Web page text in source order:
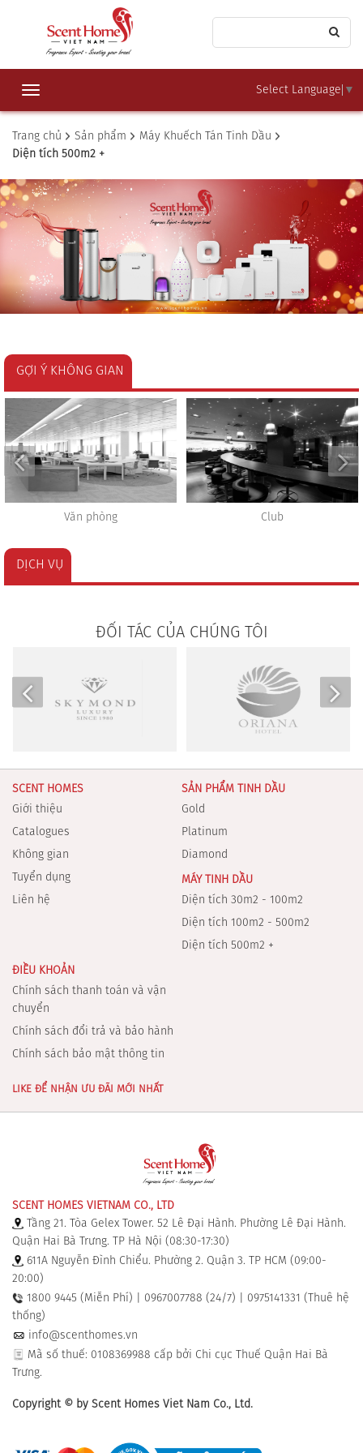
Select Language ▼
Toggle
navigation
Trang chủ Sản phẩm
Máy Khuếch Tán Tinh Dầu
Diện tích 500m2 +
GỢI Ý KHÔNG GIAN
Văn phòng Club
DỊCH VỤ
ĐỐI TÁC CỦA CHÚNG TÔI
SCENT HOMES
Giới thiệu
Catalogues
Không gian
Tuyển dụng
Liên hệ
SẢN PHẨM TINH DẦU
Gold
Platinum
Diamond
MÁY TINH DẦU
Diện tích 30m2 - 100m2
Diện tích 100m2 - 500m2
Diện tích 500m2 +
ĐIỀU KHOẢN
Chính sách thanh toán và vận
chuyển
Chính sách đổi trả và bảo hành
Chính sách bảo mật thông tin
LIKE ĐỂ NHẬN ƯU ĐÃI MỚI NHẤT
SCENT HOMES VIETNAM CO., LTD
Tầng 21. Tòa Gelex Tower. 52 Lê Đại Hành. Phường Lê Đại Hành.
Quận Hai Bà Trưng. TP Hà Nội (08:30-17:30)
611A Nguyễn Đình Chiểu. Phường 2. Quận 3. TP HCM (09:00-
20:00)
1800 9445 (Miễn Phí) | 0967007788 (24/7) | 0975141331 (Thuê hệ
thống)
info@scenthomes.vn
Mã số thuế: 0108369988 cấp bởi Chi cục Thuế Quận Hai Bà
Trưng.
Copyright © by Scent Homes Viet Nam Co., Ltd.